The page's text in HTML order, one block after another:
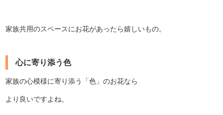
家族共用のスペースにお花があったら嬉しいもの。
心に寄り添う色
家族の心模様に寄り添う「色」のお花なら
より良いですよね。